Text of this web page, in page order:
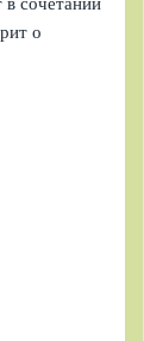
в сочетании
о